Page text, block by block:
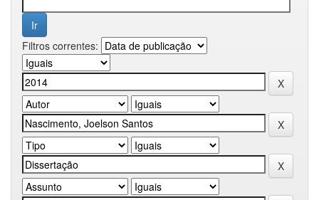
Filtros correntes: